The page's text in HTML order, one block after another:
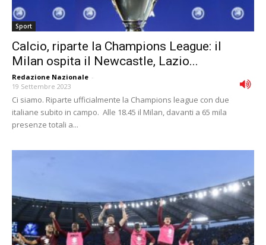
Sport
Calcio, riparte la Champions League: il
Milan ospita il Newcastle, Lazio...
Redazione Nazionale -
19 Settembre 2023
Ci siamo. Riparte ufficialmente la Champions league con due
italiane subito in campo. Alle 18.45 il Milan, davanti a 65 mila
presenze totali a...